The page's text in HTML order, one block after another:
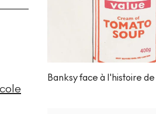
Banksy face à l'histoire